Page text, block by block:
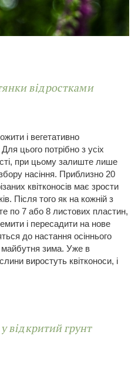
відростками
і вегетативно
цього потрібно з усіх
при цьому залиште лише
насіння. Приблизно 20
квітконосів має зрости
Після того як на кожній з
по 7 або 8 листових пластин,
і пересадити на нове
до настання осіннього
майбутня зима. Уже в
виростуть квітконоси, і
відкритий грунт